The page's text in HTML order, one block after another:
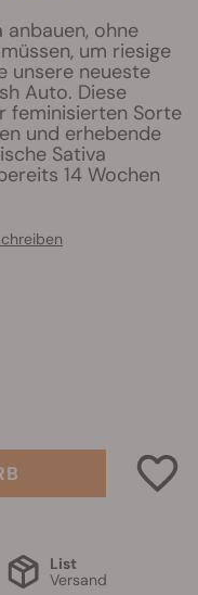
ohne
um riesige
unsere neueste
Auto. Diese
feminisierten Sorte
und erhebende
Sativa
14 Wochen
List
Versand